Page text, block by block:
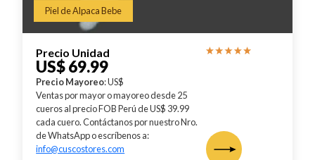
Piel de Alpaca Bebe
Precio Unidad
US$ 69.99
Precio Mayoreo: US$
Ventas por mayor o mayoreo desde 25
cueros al precio FOB Perú de US$ 39.99
cada cuero. Contáctanos por nuestro Nro.
de WhatsApp o escríbenos a:
info@cuscostores.com